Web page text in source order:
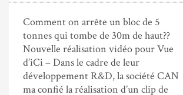
Comment on arrête un bloc de 5
tonnes qui tombe de 30m de haut??
Nouvelle réalisation vidéo pour Vue
d’iCi – Dans le cadre de leur
développement R&D, la société CAN
ma confié la réalisation d’un clip de